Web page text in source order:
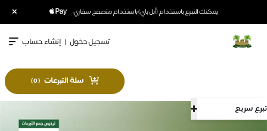
يمكنك التبرع باستخدام (أبل باي) باستخدام متصفح سفاري ×
تبرع سريع
تسجيل دخول | إنشاء حساب
سلة التبرعات (
0
)